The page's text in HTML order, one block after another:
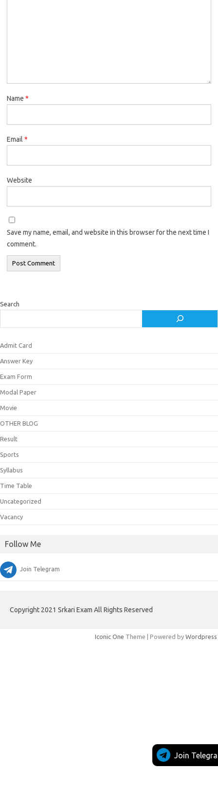
Name *
Email *
Website
Save my name, email, and website in this browser for the next time I
comment.
Search
Admit Card
Answer Key
Exam Form
Modal Paper
Movie
OTHER BLOG
Result
Sports
Syllabus
Time Table
Uncategorized
Vacancy
Follow Me
Join Telegram
Join
Copyright 2021 Srkari Exam All Rights Reserved
Iconic One Theme | Powered by Wordpress